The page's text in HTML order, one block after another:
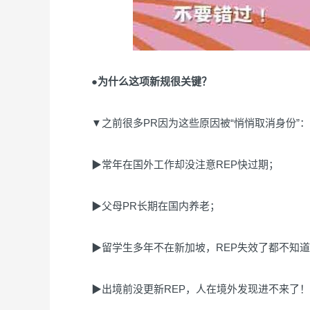
●为什么这项新规很关键？
▼之前很多PR因为这些原因被“悄悄取消身份”：
▶常年在国外工作却没注意REP快过期；
▶父母PR长期在国内养老；
▶留学生多年不在新加坡，REP失效了都不知
▶出境前没更新REP，人在境外发现进不来了！